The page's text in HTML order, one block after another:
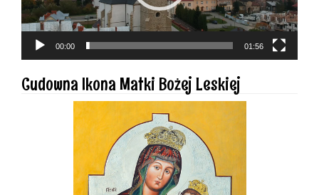
00:00 01:56
Cudowna Ikona Matki Bożej Leskiej